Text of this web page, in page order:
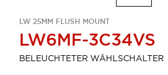
LW 25MM FLUSH MOUNT
LW6MF-3C34VS
BELEUCHTETER WÄHLSCHALTER